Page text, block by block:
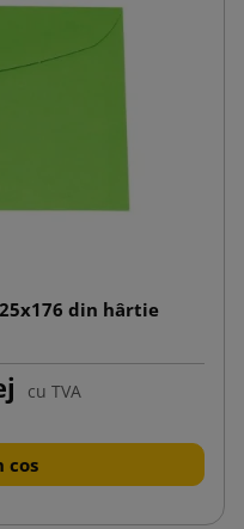
din hârtie
cu TVA
cos